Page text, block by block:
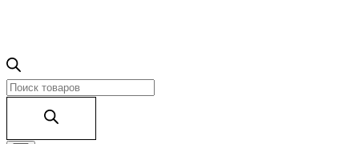
Поиск